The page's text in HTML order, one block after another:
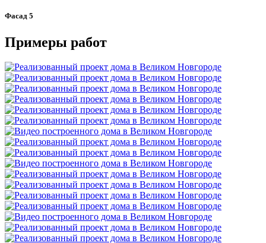
Фасад 5
Примеры работ